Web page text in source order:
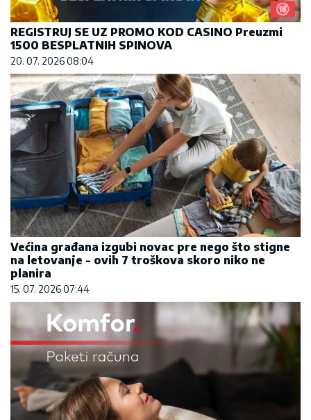
REGISTRUJ SE UZ PROMO KOD CASINO Preuzmi
1500 BESPLATNIH SPINOVA
20. 07. 2026 08:04
Većina građana izgubi novac pre nego što stigne
na letovanje - ovih 7 troškova skoro niko ne
planira
15. 07. 2026 07:44